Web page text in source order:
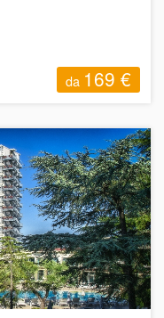
da 169 €